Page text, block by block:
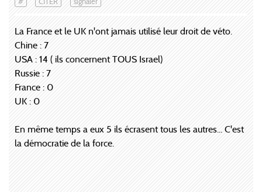
La France et le UK n'ont jamais utilisé leur droit de véto.
Chine : 7
USA : 14 ( ils concernent TOUS Israel)
Russie : 7
France : 0
UK : 0
En même temps a eux 5 ils écrasent tous les autres... C'est
la démocratie de la force.